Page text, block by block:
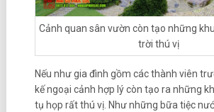
Cảnh quan sân vườn còn tạo những
trời thú vị
Nếu như gia đình gồm các thành viên
kế ngoại cảnh hợp lý còn tạo ra những
tụ họp rất thú vị. Như những bữa tiệc